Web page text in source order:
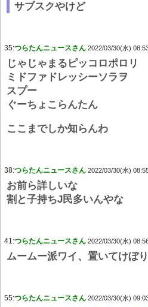
サブスクやけど
35:つらたんニュースさん 2022/03/30(水)
じゃじゃまるピッコロポロリ
ミドファドレッシーソラヲ
スプー
ぐーちょこらんたん
ここまでしか知らんわ
38:つらたんニュースさん 2022/03/30(水)
お前ら詳しいな
割と子持ちJ民多いんやな
41:つらたんニュースさん 2022/03/30(水)
ムームー派ワイ、置いてけぼ
55:つらたんニュースさん 2022/03/30(水)